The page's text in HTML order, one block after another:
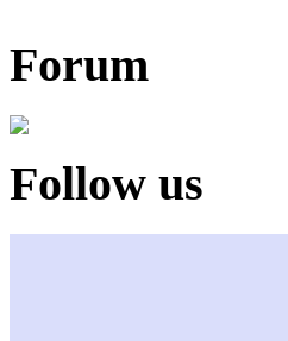
Forum
Follow us